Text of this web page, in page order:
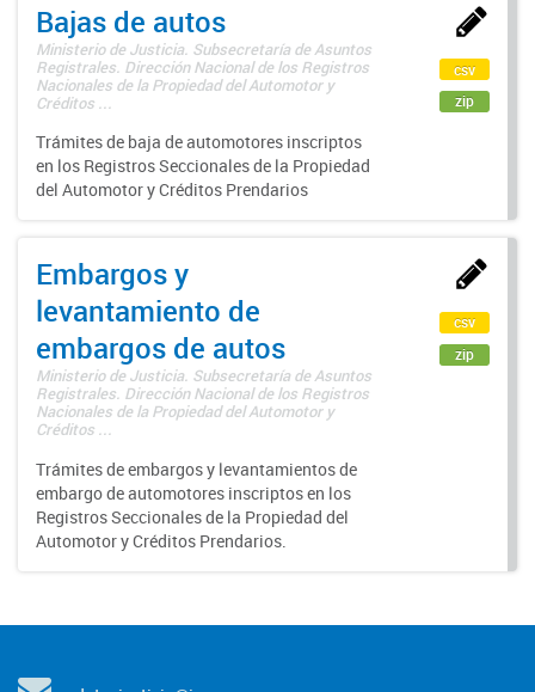
Bajas de autos
Ministerio de Justicia. Subsecretaría de Asuntos
Registrales. Dirección Nacional de los Registros
Nacionales de la Propiedad del Automotor y
Créditos ...
Trámites de baja de automotores inscriptos
en los Registros Seccionales de la Propiedad
del Automotor y Créditos Prendarios
csv
zip
Embargos y
levantamiento de
embargos de autos
Ministerio de Justicia. Subsecretaría de Asuntos
Registrales. Dirección Nacional de los Registros
Nacionales de la Propiedad del Automotor y
Créditos ...
Trámites de embargos y levantamientos de
embargo de automotores inscriptos en los
Registros Seccionales de la Propiedad del
Automotor y Créditos Prendarios.
csv
zip